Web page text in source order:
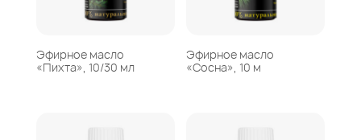
Эфирное масло
«Пихта», 10/30 мл
Эфирное масло
«Сосна», 10 м